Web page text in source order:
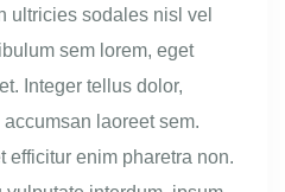
ultricies sodales nisl vel
sem lorem, eget
Integer tellus dolor,
laoreet sem.
efficitur enim pharetra non.